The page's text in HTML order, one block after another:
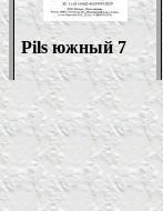
Pilsюжный7